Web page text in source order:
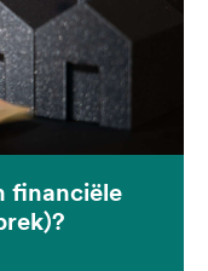
financiële